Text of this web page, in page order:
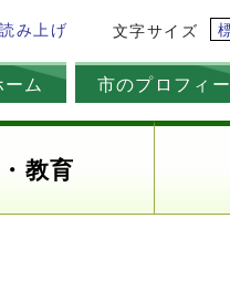
み上げ 文字サイズ
ーム 市のプロフィ
教育